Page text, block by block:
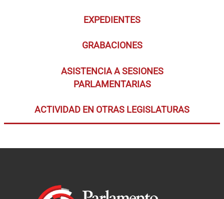
EXPEDIENTES
GRABACIONES
ASISTENCIA A SESIONES
PARLAMENTARIAS
ACTIVIDAD EN OTRAS LEGISLATURAS